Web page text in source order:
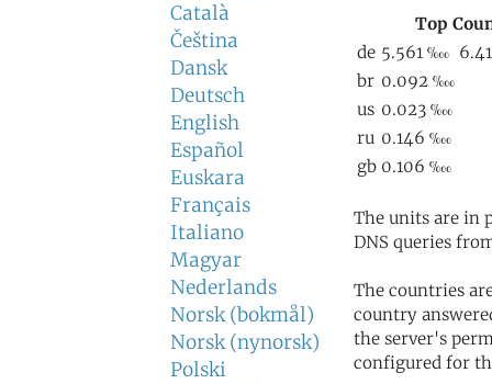
Català
Čeština
Dansk
Deutsch
English
Español
Euskara
Français
Italiano
Magyar
Nederlands
Norsk (bokmål)
Norsk (nynorsk)
Polski
The units are in
DNS queries
The countries
country
the server's
configured for